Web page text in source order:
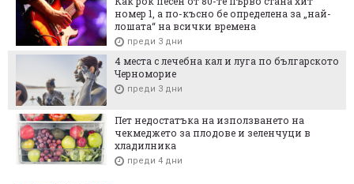
номер 1, а по-късно бе определена за „най-
лошата“ на всички времена
преди 3 дни
4 места с лечебна кал и луга по българското
Черноморие
преди 3 дни
Пет недостатъка на използването на
чекмеджето за плодове и зеленчуци в
хладилника
преди 4 дни